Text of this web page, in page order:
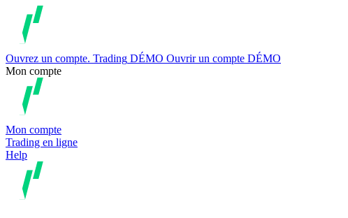
Ouvrez un compte. Trading DÉMO Ouvrir un compte DÉMO
Mon compte
Mon compte
Trading en ligne
Help